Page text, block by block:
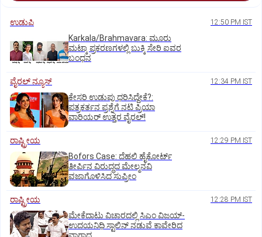
ಉಡುಪಿ 12:50 PM IST
Karkala/Brahmavara: ಮೂರು
ಮಟ್ಕಾ ಪ್ರಕರಣಗಳಲ್ಲಿ ಬುಕ್ಕಿ ಸೇರಿ ಐವರ
ಬಂಧನ
ವೈರಲ್ ನ್ಯೂಸ್ 12:34 PM IST
ಕೇಸರಿ ಉಡುಪು ಧರಿಸಿದ್ದೇಕೆ?:
ಪತ್ರಕರ್ತನ ಪ್ರಶ್ನೆಗೆ ನಟಿ ಪ್ರಿಯಾ
ವಾರಿಯರ್ ಉತ್ತರ ವೈರಲ್!
ರಾಷ್ಟ್ರೀಯ 12:29 PM IST
Bofors Case: ದೆಹಲಿ ಹೈಕೋರ್ಟ್‌
ತೀರ್ಪಿನ ವಿರುದ್ಧದ ಮೇಲ್ಮನವಿ
ವಜಾಗೊಳಿಸಿದ ಸುಪ್ರೀಂ
ರಾಷ್ಟ್ರೀಯ 12:28 PM IST
ಮೇಕೆದಾಟು ವಿಚಾರದಲ್ಲಿ ಸಿಎಂ ವಿಜಯ್-
ಉದಯನಿಧಿ ಸ್ಟಾಲಿನ್ ನಡುವೆ ಕಾವೇರಿದ